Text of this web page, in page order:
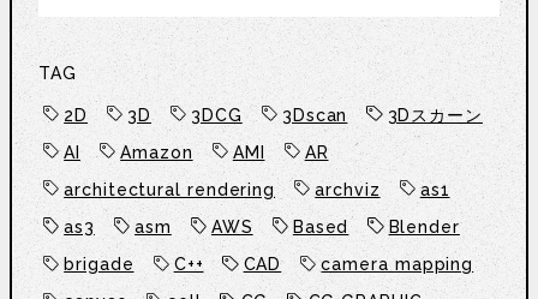
TAG
2D 3D 3DCG 3Dscan
3Dスカーン
AI
Amazon AMI
AR
architectural rendering
archviz
as1
as3
asm AWS Based
Blender
brigade
C++ CAD
camera mapping